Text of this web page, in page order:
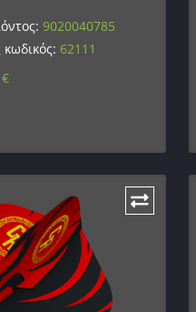
9020040785
κωδικός: 62111
€